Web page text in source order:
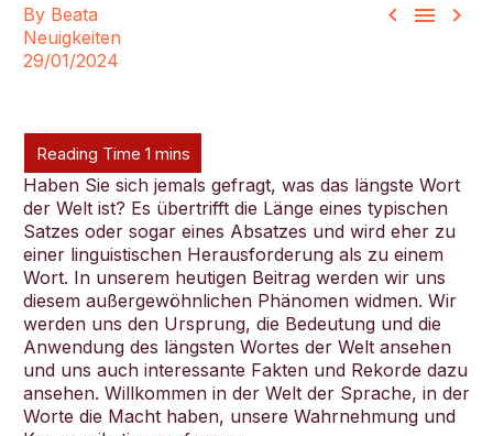
Deutsch
  
By Beata
Neuigkeiten
29/01/2024
Haben Sie sich jemals gefragt, was das längste Wort
der Welt ist? Es übertrifft die Länge eines typischen
Satzes oder sogar eines Absatzes und wird eher zu
einer linguistischen Herausforderung als zu einem
Wort. In unserem heutigen Beitrag werden wir uns
diesem außergewöhnlichen Phänomen widmen. Wir
werden uns den Ursprung, die Bedeutung und die
Anwendung des längsten Wortes der Welt ansehen
und uns auch interessante Fakten und Rekorde dazu
ansehen. Willkommen in der Welt der Sprache, in der
Worte die Macht haben, unsere Wahrnehmung und